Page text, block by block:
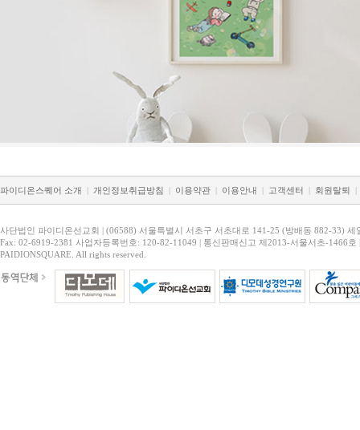
파이디온스퀘어 소개 | 개인정보취급방침 | 이용약관 | 이용안내 | 고객센터 | 회원탈퇴 |
사단법인 파이디온선교회 | (06588) 서울특별시 서초구 서초대로 141-25 (방배동 882-33) 세
Fax: 02-6919-2381 사업자등록번호: 120-82-11049 | 통신판매신고 제2013-서울서초-1466호
PAIDIONSQUARE. All rights reserved.